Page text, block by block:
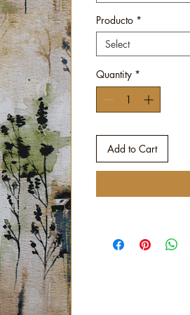
Producto *
Select
Quantity *
Add to Cart